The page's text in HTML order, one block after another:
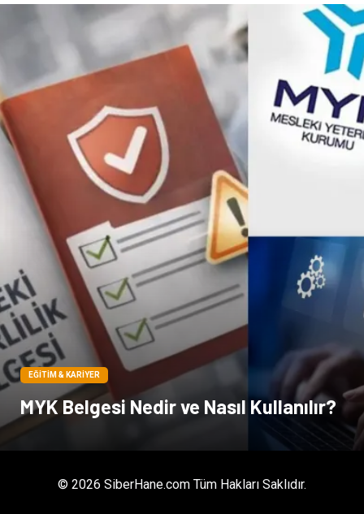
Yazı Tahtaları
Pet Malzemeleri
EĞITIM & KARIYER
MYK Belgesi Nedir ve Nasıl Kullanılır?
© 2026 SiberHane.com Tüm Hakları Saklıdır.